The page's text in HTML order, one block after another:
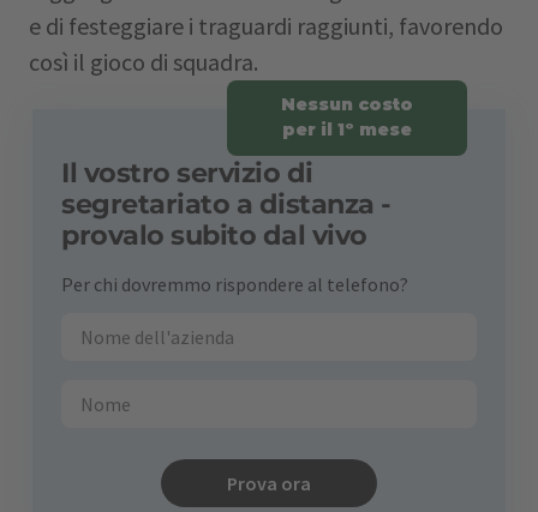
e di festeggiare i traguardi raggiunti, favorendo
così il gioco di squadra.
Nessun costo
per il 1º mese
Il vostro servizio di
segretariato a distanza -
provalo subito dal vivo
Per chi dovremmo rispondere al telefono?
Prova ora